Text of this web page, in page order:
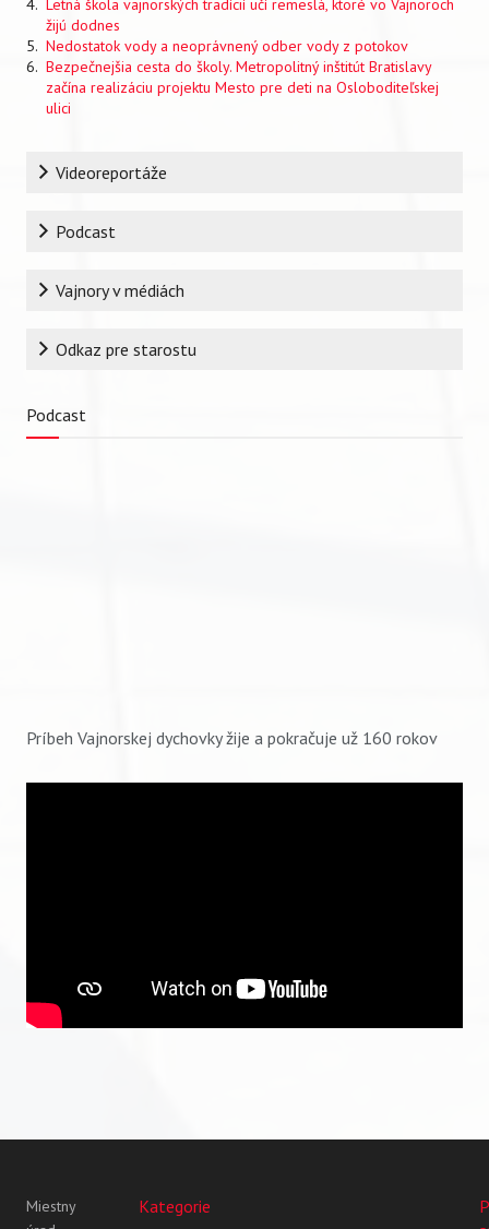
Letná škola vajnorských tradícií učí remeslá, ktoré vo Vajnoroch
žijú dodnes
Nedostatok vody a neoprávnený odber vody z potokov
Bezpečnejšia cesta do školy. Metropolitný inštitút Bratislavy
začína realizáciu projektu Mesto pre deti na Osloboditeľskej
ulici
RubrikaVideoreportáže
Podcast
Vajnory v médiách
Odkaz pre starostu
Podcast
Príbeh Vajnorskej dychovky žije a pokračuje už 160 rokov
Miestny
Kategorie